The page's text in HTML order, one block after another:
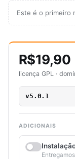
Este é o primeiro
R$19,90
licença GPL ·
v5.0.1
ADICIONAIS